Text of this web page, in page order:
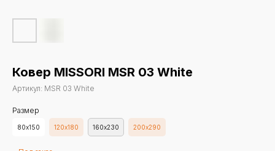
Ковер MISSORI MSR 03 White
Артикул: MSR 03 White
Размер
80х150 120х180 160х230 200х290